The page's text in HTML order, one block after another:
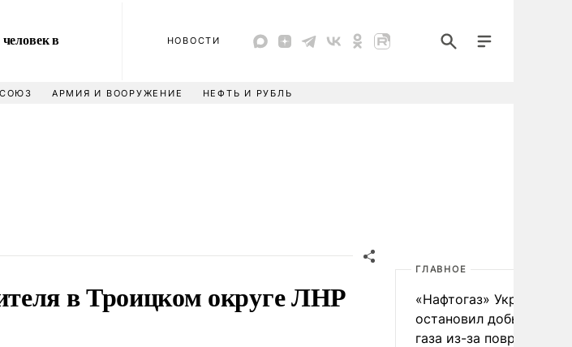
в
НОВОСТИ
АРМИЯ И ВООРУЖЕНИЕ НЕФТЬ И РУБЛЬ
в Троицком округе ЛНР
ГЛАВНОЕ
«Нафтогаз» Украины
остановил добычу
газа из-за повреждения